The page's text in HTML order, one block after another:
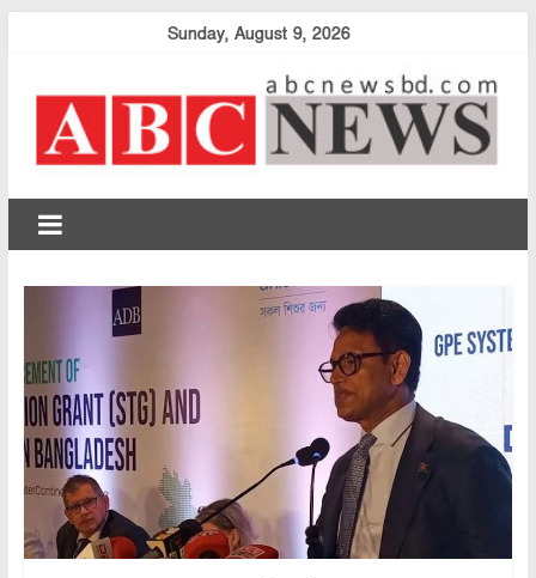
Sunday, August 9, 2026
abcnewsbd